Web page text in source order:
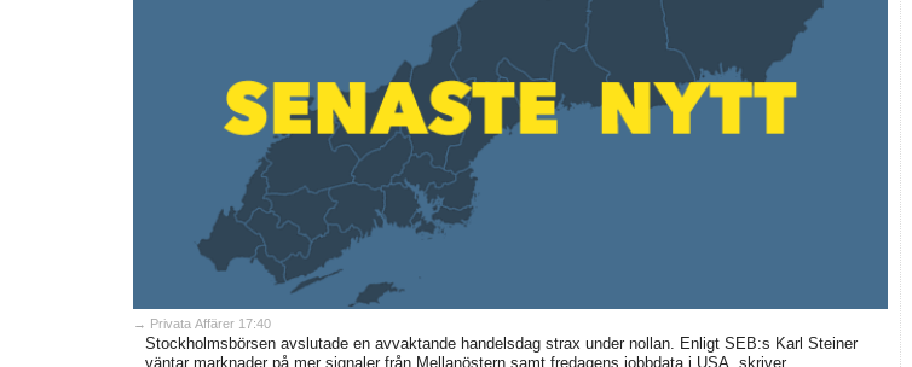
→ Privata Affärer 17:40
Stockholmsbörsen avslutade en avvaktande handelsdag strax under nollan. Enligt SEB:s Karl Steiner
väntar marknader på mer signaler från Mellanöstern samt fredagens jobbdata i USA, skriver